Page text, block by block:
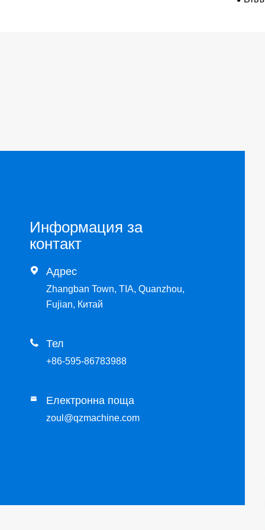
Информация за
контакт
 Адрес
Zhangban Town, TIA, Quanzhou,
Fujian, Китай
 Тел
+86-595-86783988
 Електронна поща
zoul@qzmachine.com